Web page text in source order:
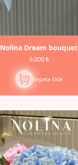
Nolina Dream bouquet
9.000 ₺
Sepete Ekle